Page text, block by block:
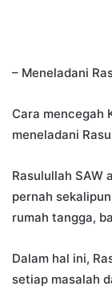
– Meneladani
Cara mencegah
meneladani
Rasulullah SAW
pernah
rumah tangga,
Dalam hal ini,
setiap masalah